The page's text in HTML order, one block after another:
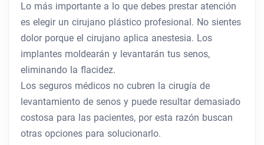
Lo más importante a lo que debes prestar atención
es elegir un cirujano plástico profesional. No sientes
dolor porque el cirujano aplica anestesia. Los
implantes moldearán y levantarán tus senos,
eliminando la flacidez.
Los seguros médicos no cubren la cirugía de
levantamiento de senos y puede resultar demasiado
costosa para las pacientes, por esta razón buscan
otras opciones para solucionarlo.